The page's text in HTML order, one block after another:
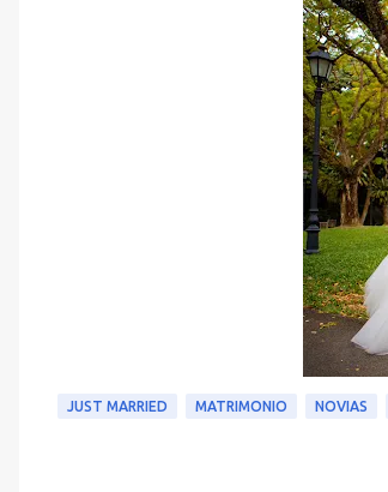
JUST MARRIED MATRIMONIO NOVIAS